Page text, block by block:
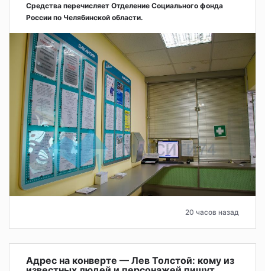
Средства перечисляет Отделение Социального фонда
России по Челябинской области.
20 часов назад
Адрес на конверте — Лев Толстой: кому из